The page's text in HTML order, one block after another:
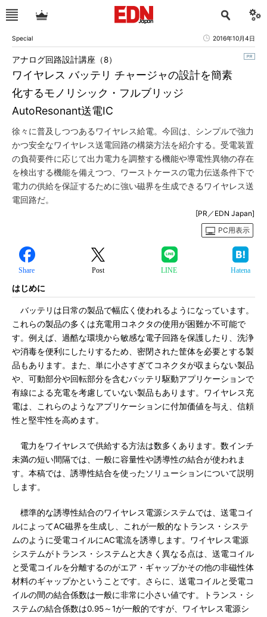
Special 2016年10月4日
ワイヤレス バッテリ チャージャの設計を簡素
化するモノリシック・フルブリッジ
AutoResonant送電IC
アナログ回路設計講座（8）
徐々に普及しつつあるワイヤレス給電。今回は、シンプルで強力
かつ安全なワイヤレス送電回路の構築方法を紹介する。受電装置
の負荷要件に応じて出力電力を調整する機能や導電性異物の存在
を検出する機能を備えつつ、ワーストケースの電力伝送条件下で
電力の供給を保証するために強い磁界を生成できるワイヤレス送
電回路だ。
[PR／EDN Japan]
PC用表示
Share Post LINE Hatena
はじめに
バッテリは日常の製品で幅広く使われるようになっています。
これらの製品の多くは充電用コネクタの使用が困難か不可能で
す。例えば、過酷な環境から敏感な電子回路を保護したり、洗浄
や消毒を便利にしたりするため、密閉された筐体を必要とする製
品もあります。また、単に小さすぎてコネクタが収まらない製品
や、可動部分や回転部分を含むバッテリ駆動アプリケーションで
有線による充電を考慮していない製品もあります。ワイヤレス充
電は、これらのようなアプリケーションに付加価値を与え、信頼
性と堅牢性を高めます。
電力をワイヤレスで供給する方法は数多くあります。数インチ
未満の短い間隔では、一般に容量性や誘導性の結合が使われま
す。本稿では、誘導性結合を使ったソリューションについて説明
します。
標準的な誘導性結合のワイヤレス電源システムでは、送電コイ
ルによってAC磁界を生成し、これが一般的なトランス・システ
ムのように受電コイルにAC電流を誘導します。ワイヤレス電源
システムがトランス・システムと大きく異なる点は、送電コイル
と受電コイルを分離するのがエア・ギャップかその他の非磁性体
材料のギャップかということです。さらに、送電コイルと受電コ
イルの間の結合係数は一般に非常に小さい値です。トランス・シ
ステムの結合係数は0.95～1が一般的ですが、ワイヤレス電源シ